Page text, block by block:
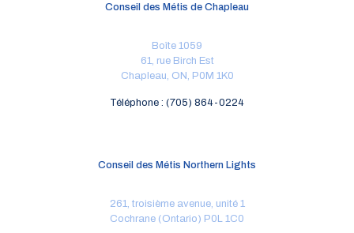
Conseil des Métis de Chapleau
Boîte 1059
61, rue Birch Est
Chapleau, ON, P0M 1K0
Téléphone : (705) 864-0224
Conseil des Métis Northern Lights
261, troisième avenue, unité 1
Cochrane (Ontario) P0L 1C0